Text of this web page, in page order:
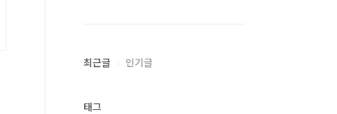
최근글 인기글
태그